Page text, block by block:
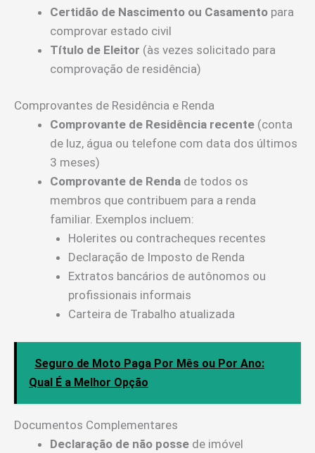
Certidão de Nascimento ou Casamento para
comprovar estado civil
Título de Eleitor (às vezes solicitado para
comprovação de residência)
Comprovantes de Residência e Renda
Comprovante de Residência recente (conta
de luz, água ou telefone com data dos últimos
3 meses)
Comprovante de Renda de todos os
membros que contribuem para a renda
familiar. Exemplos incluem:
Holerites ou contracheques recentes
Declaração de Imposto de Renda
Extratos bancários de autônomos ou
profissionais informais
Carteira de Trabalho atualizada
Seguro de Moto Paga Por Mês ou Por Ano:
Qual É a Melhor Opção
Documentos Complementares
Declaração de não posse de imóvel